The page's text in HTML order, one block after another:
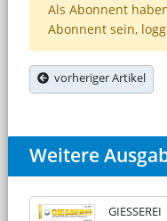
Als Abonnent
Abonnent sein,
vorheriger Artikel
Weitere
GIESSEREI